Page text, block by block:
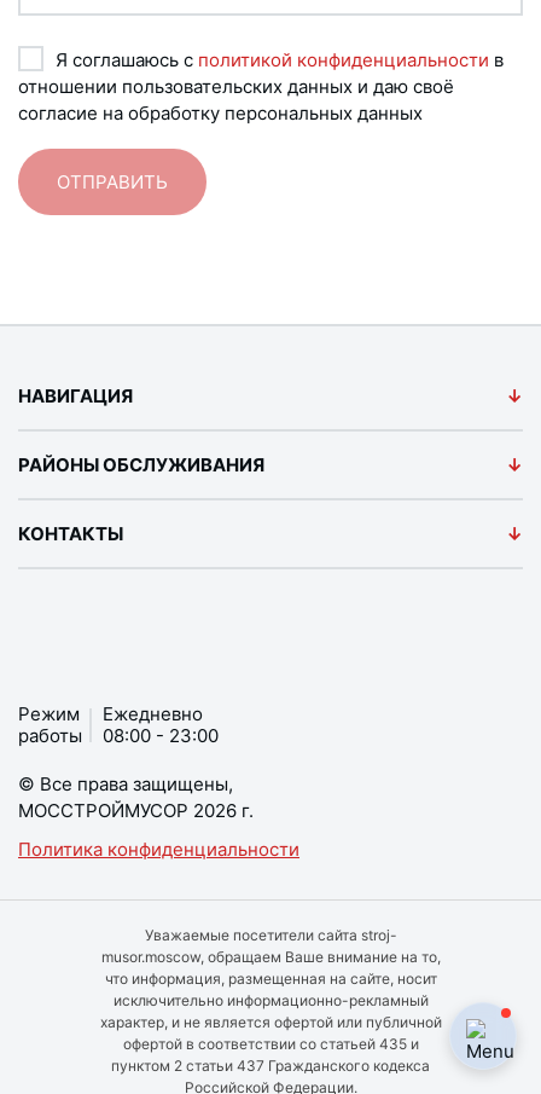
Я соглашаюсь с политикой конфиденциальности в
отношении пользовательских данных и даю своё
согласие на обработку персональных данных
Режим
работы
Ежедневно
08:00 - 23:00
© Все права защищены,
МОССТРОЙМУСОР 2026 г.
Политика конфиденциальности
НАВИГАЦИЯ
РАЙОНЫ ОБСЛУЖИВАНИЯ
КОНТАКТЫ
Уважаемые посетители сайта stroj-
musor.moscow, обращаем Ваше внимание на то,
что информация, размещенная на сайте, носит
исключительно информационно-рекламный
характер, и не является офертой или публичной
офертой в соответствии со статьей 435 и
пунктом 2 статьи 437 Гражданского кодекса
Российской Федерации.